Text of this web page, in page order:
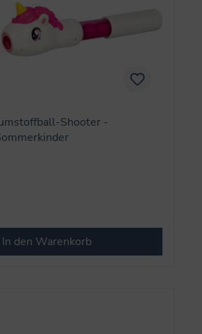
Shooter -
In den Warenkorb